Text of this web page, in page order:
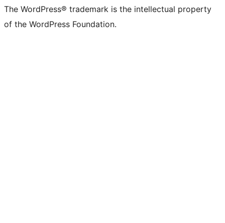
The WordPress® trademark is the intellectual property
of the WordPress Foundation.